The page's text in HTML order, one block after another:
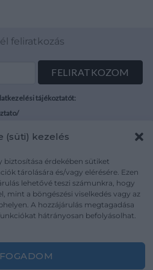
(süti) kezelés
biztosítása érdekében sütiket
tárolására és/vagy elérésére. Ezen
lehetővé teszi számunkra, hogy
mint a böngészési viselkedés vagy az
A hozzájárulás megtagadása
hátrányosan befolyásolhat.
feliratkozás
tájékoztatót:
Áraink
ÁSZF
Adatvédelem
Impresszum